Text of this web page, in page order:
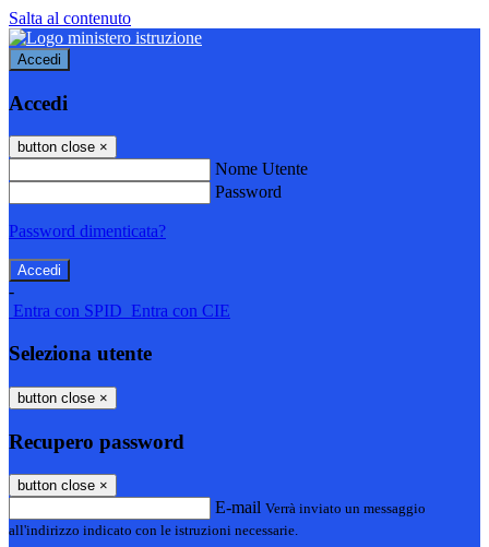
Salta al contenuto
Accedi
Accedi
button close ×
Nome Utente
Password
Password dimenticata?
-
Entra con SPID Entra con CIE
Seleziona utente
button close ×
Recupero password
button close ×
E-mail Verrà inviato un messaggio
all'indirizzo indicato con le istruzioni necessarie.